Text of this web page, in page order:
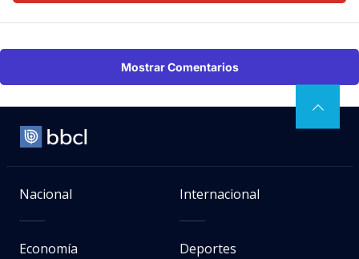
Mostrar Comentarios
Nacional Internacional
Economía Deportes